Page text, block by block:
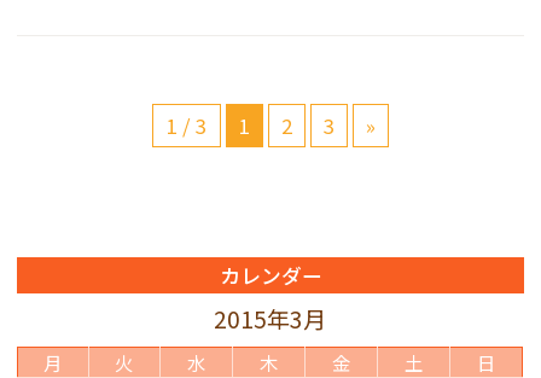
1 / 3 1 2 3 »
カレンダー
2015年3月
月 火 水 木 金 土 日